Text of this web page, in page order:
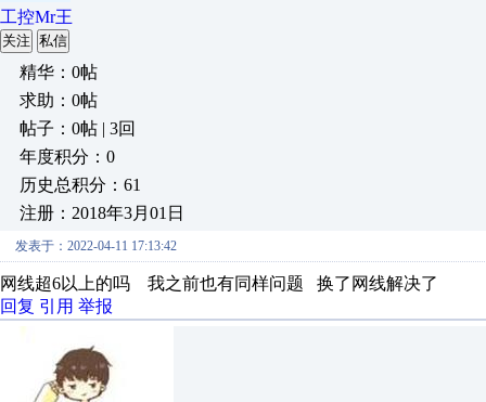
工控Mr王
关注 私信
精华：0帖
求助：0帖
帖子：0帖 | 3回
年度积分：0
历史总积分：61
注册：2018年3月01日
发表于：2022-04-11 17:13:42
网线超6以上的吗 我之前也有同样问题 换了网线解决了
回复 引用 举报